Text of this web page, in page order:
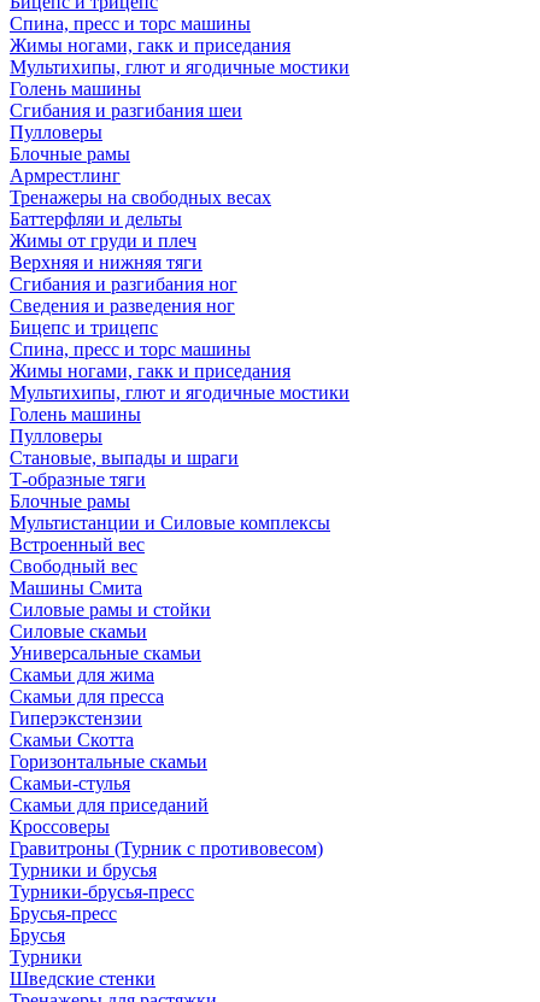
Спина, пресс и торс машины
Жимы ногами, гакк и приседания
Мультихипы, глют и ягодичные мостики
Голень машины
Сгибания и разгибания шеи
Пулловеры
Блочные рамы
Армрестлинг
Тренажеры на свободных весах
Баттерфляи и дельты
Жимы от груди и плеч
Верхняя и нижняя тяги
Сгибания и разгибания ног
Сведения и разведения ног
Бицепс и трицепс
Спина, пресс и торс машины
Жимы ногами, гакк и приседания
Мультихипы, глют и ягодичные мостики
Голень машины
Пулловеры
Становые, выпады и шраги
Т-образные тяги
Блочные рамы
Мультистанции и Силовые комплексы
Встроенный вес
Свободный вес
Машины Смита
Силовые рамы и стойки
Силовые скамьи
Универсальные скамьи
Скамьи для жима
Скамьи для пресса
Гиперэкстензии
Скамьи Скотта
Горизонтальные скамьи
Скамьи-стулья
Скамьи для приседаний
Кроссоверы
Гравитроны (Турник с противовесом)
Турники и брусья
Турники-брусья-пресс
Брусья-пресс
Брусья
Турники
Шведские стенки